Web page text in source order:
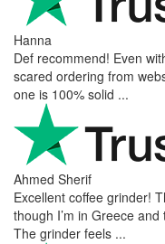
Hanna
Def recommend! Even
scared ordering from
one is 100% solid ...
Ahmed Sherif
Excellent coffee grinder!
though I’m in Greece
The grinder feels ...